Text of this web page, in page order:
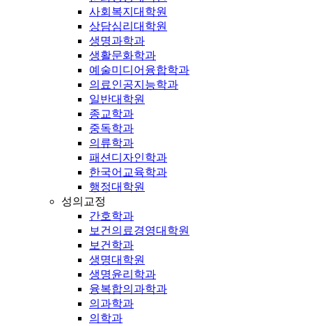
사회복지대학원
상담심리대학원
생명과학과
생활문화학과
예술미디어융합학과
의료인공지능학과
일반대학원
종교학과
중독학과
의류학과
패션디자인학과
한국어교육학과
행정대학원
성의교정
간호학과
보건의료경영대학원
보건학과
생명대학원
생명윤리학과
융복합의과학과
의과학과
의학과